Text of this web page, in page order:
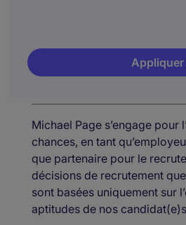
Appliquer
Michael Page s’engage pour
chances, en tant
que partenaire pour le
décisions de recrutement
sont basées uniquement sur
aptitudes de nos